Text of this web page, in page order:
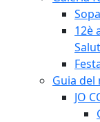
12è
Guia del
JO